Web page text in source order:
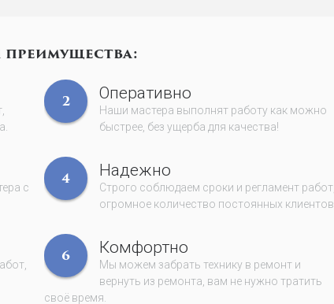
2 Оперативно
Наши мастера выполнят работу как можно
быстрее, без ущерба для качества!
с
4 Надежно
Строго соблюдаем сроки и регламент работ,
огромное количество постоянных клиентов.
6 Комфортно
Мы можем забрать технику в ремонт и
вернуть из ремонта, вам не нужно тратить
своё время.